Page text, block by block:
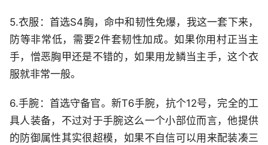
5.衣服：首选S4胸，命中和韧性免爆，我这一套下来，
防等非常低，需要2件套韧性加成。如果你用村正当主
手，憎恶胸甲还是不错的，如果用龙鳞当主手，这个衣
服就非常一般。
6.手腕：首选守备官。新T6手腕，抗个12号，完全的工
具人装备，不过对于手腕这么一个小部位而言，他提供
的防御属性其实很超模，如果不自信可以用来配装凑三